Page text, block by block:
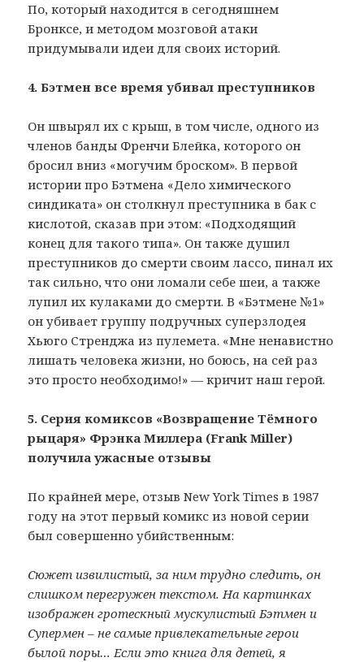
По, который находится в сегодняшнем
Бронксе, и методом мозговой атаки
придумывали идеи для своих историй.
4. Бэтмен все время убивал преступников
Он швырял их с крыш, в том числе, одного из
членов банды Френчи Блейка, которого он
бросил вниз «могучим броском». В первой
истории про Бэтмена «Дело химического
синдиката» он столкнул преступника в бак с
кислотой, сказав при этом: «Подходящий
конец для такого типа». Он также душил
преступников до смерти своим лассо, пинал их
так сильно, что они ломали себе шеи, а также
лупил их кулаками до смерти. В «Бэтмене №1»
он убивает группу подручных суперзлодея
Хьюго Стренджа из пулемета. «Мне ненавистно
лишать человека жизни, но боюсь, на сей раз
это просто необходимо!» — кричит наш герой.
5. Серия комиксов «Возвращение Тёмного
рыцаря» Фрэнка Миллера (Frank Miller)
получила ужасные отзывы
По крайней мере, отзыв New York Times в 1987
году на этот первый комикс из новой серии
был совершенно убийственным:
Сюжет извилистый, за ним трудно следить, он
слишком перегружен текстом. На картинках
изображен гротескный мускулистый Бэтмен и
Супермен – не самые привлекательные герои
былой поры… Если это книга для детей, я